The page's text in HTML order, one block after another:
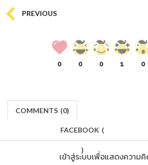
PREVIOUS
0 0 0 1 0
COMMENTS (0)
FACEBOOK (
)
เข้าสู่ระบบเพื่อแสดงความ